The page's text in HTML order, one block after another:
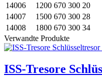
14006
1200 670 300 20
14007
1500 670 300 28
14008
1800 670 300 34
Verwandte Produkte
ISS-Tresore